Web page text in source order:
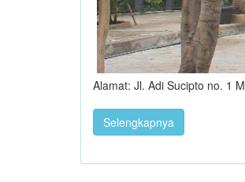
Alamat: Jl. Adi Sucipto no. 1
Selengkapnya